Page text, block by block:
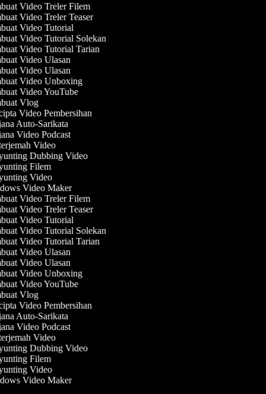
Video Treler Filem
Video Treler Teaser
Video Tutorial
Video Tutorial Solekan
Video Tutorial Tarian
Video Ulasan
Video Ulasan
Video Unboxing
Video YouTube
Vlog
Video Pembersihan
Auto-Sarikata
Video Podcast
Video
Dubbing Video
Filem
Video
Video Maker
Video Treler Filem
Video Treler Teaser
Video Tutorial
Video Tutorial Solekan
Video Tutorial Tarian
Video Ulasan
Video Ulasan
Video Unboxing
Video YouTube
Vlog
Video Pembersihan
Auto-Sarikata
Video Podcast
Video
Dubbing Video
Filem
Video
Video Maker